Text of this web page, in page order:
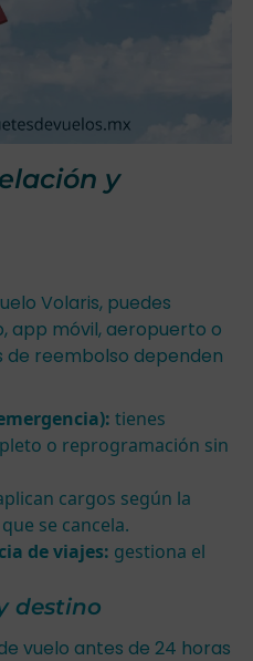
y
Volaris, puedes
app móvil, aeropuerto o
de reembolso dependen
tienes
o reprogramación sin
cargos según la
se cancela.
de viajes: gestiona el
destino
vuelo antes de 24 horas